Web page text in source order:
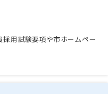
用試験要項や市ホームペー